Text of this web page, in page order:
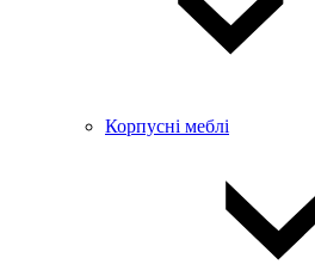
Корпусні меблі